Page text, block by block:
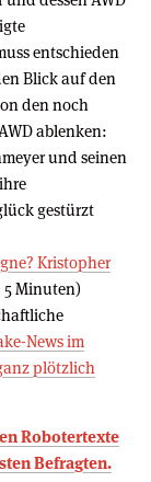
entschieden
Blick auf den
den noch
ablenken:
und seinen
gestürzt
Kristopher
Minuten)
News im
plötzlich
Robotertexte
Befragten.